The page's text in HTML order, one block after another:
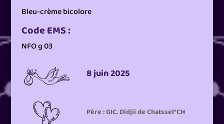
Bleu-crème bicolore
Code EMS :
NFO g 03
8 juin 2025
Père : GIC. Didjii de Chatssel*CH